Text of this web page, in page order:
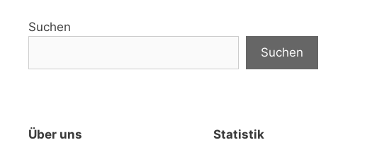
Suchen
Suchen
Über uns Statistik